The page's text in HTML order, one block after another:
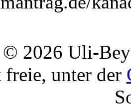
2026 Uli-
freie, unter der